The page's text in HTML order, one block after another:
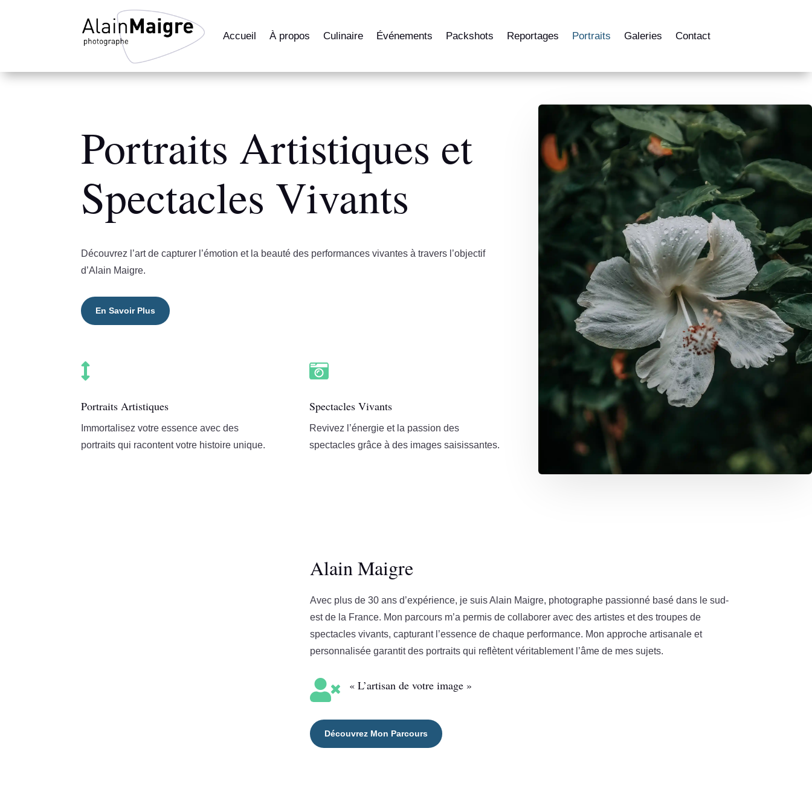
Accueil À propos Culinaire Événements Packshots Reportages Portraits Galeries Contact
Portraits Artistiques et
Spectacles Vivants
Découvrez l’art de capturer l’émotion et la beauté des performances vivantes à travers l’objectif
d’Alain Maigre.
En Savoir Plus

Portraits Artistiques
Immortalisez votre essence avec des
portraits qui racontent votre histoire unique.

Spectacles Vivants
Revivez l’énergie et la passion des
spectacles grâce à des images saisissantes.
Alain Maigre
Avec plus de 30 ans d’expérience, je suis Alain Maigre, photographe passionné basé dans le sud-
est de la France. Mon parcours m’a permis de collaborer avec des artistes et des troupes de
spectacles vivants, capturant l’essence de chaque performance. Mon approche artisanale et
personnalisée garantit des portraits qui reflètent véritablement l’âme de mes sujets.
 « L’artisan de votre image »
Découvrez Mon Parcours